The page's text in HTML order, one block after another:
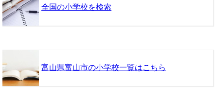
全国の小学校を検索
富山県富山市の小学校一覧はこちら